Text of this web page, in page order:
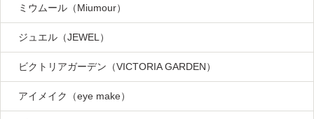
ミウムール（Miumour）
ジュエル（JEWEL）
ビクトリアガーデン（VICTORIA GARDEN）
アイメイク（eye make）